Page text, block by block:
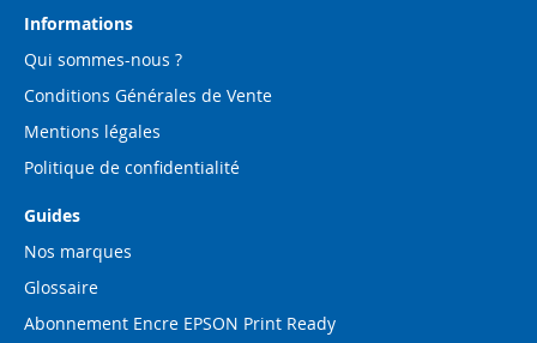
d’information
Informations
Qui sommes-nous ?
Conditions Générales de Vente
Mentions légales
Politique de confidentialité
Guides
Nos marques
Glossaire
Abonnement Encre EPSON Print Ready